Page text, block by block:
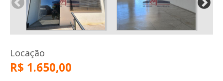
Locação
R$ 1.650,00